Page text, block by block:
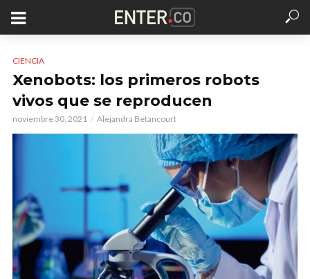
CIENCIA
Xenobots: los primeros robots
vivos que se reproducen
noviembre 30, 2021 Alejandra Betancourt